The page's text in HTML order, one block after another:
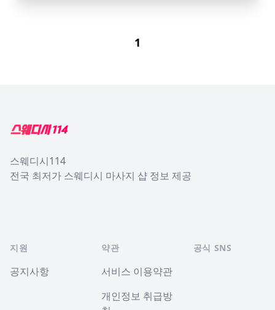
1
스웨디시114
전국 최저가 스웨디시 마사지 샵 정보 제공
지원
공지사항
약관
서비스 이용약관
개인정보 취급방
공식 SNS